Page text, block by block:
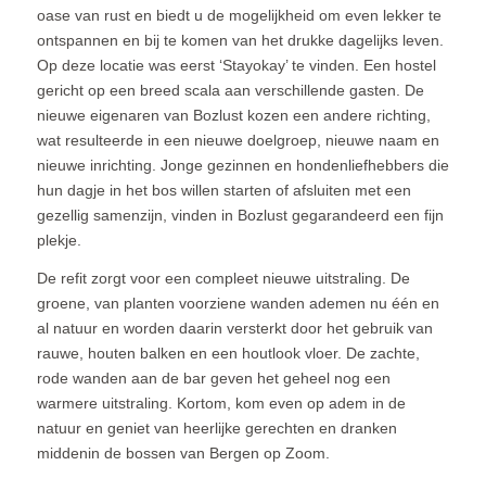
oase van rust en biedt u de mogelijkheid om even lekker te
ontspannen en bij te komen van het drukke dagelijks leven.
Op deze locatie was eerst ‘Stayokay’ te vinden. Een hostel
gericht op een breed scala aan verschillende gasten. De
nieuwe eigenaren van Bozlust kozen een andere richting,
wat resulteerde in een nieuwe doelgroep, nieuwe naam en
nieuwe inrichting. Jonge gezinnen en hondenliefhebbers die
hun dagje in het bos willen starten of afsluiten met een
gezellig samenzijn, vinden in Bozlust gegarandeerd een fijn
plekje.
De refit zorgt voor een compleet nieuwe uitstraling. De
groene, van planten voorziene wanden ademen nu één en
al natuur en worden daarin versterkt door het gebruik van
rauwe, houten balken en een houtlook vloer. De zachte,
rode wanden aan de bar geven het geheel nog een
warmere uitstraling. Kortom, kom even op adem in de
natuur en geniet van heerlijke gerechten en dranken
middenin de bossen van Bergen op Zoom.